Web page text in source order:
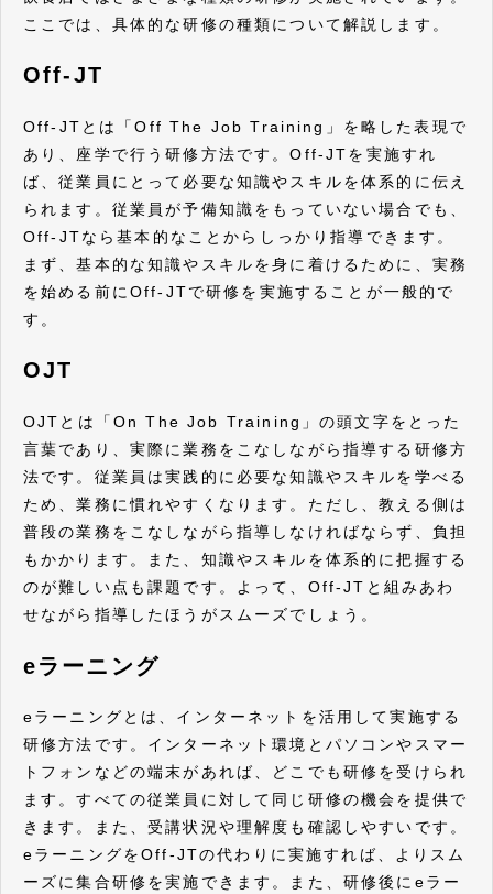
ここでは、具体的な研修の種類について解説します。
Off-JT
Off-JTとは「Off The Job Training」を略した表現で
あり、座学で行う研修方法です。Off-JTを実施すれ
ば、従業員にとって必要な知識やスキルを体系的に伝え
られます。従業員が予備知識をもっていない場合でも、
Off-JTなら基本的なことからしっかり指導できます。
まず、基本的な知識やスキルを身に着けるために、実務
を始める前にOff-JTで研修を実施することが一般的で
す。
OJT
OJTとは「On The Job Training」の頭文字をとった
言葉であり、実際に業務をこなしながら指導する研修方
法です。従業員は実践的に必要な知識やスキルを学べる
ため、業務に慣れやすくなります。ただし、教える側は
普段の業務をこなしながら指導しなければならず、負担
もかかります。また、知識やスキルを体系的に把握する
のが難しい点も課題です。よって、Off-JTと組みあわ
せながら指導したほうがスムーズでしょう。
eラーニング
eラーニングとは、インターネットを活用して実施する
研修方法です。インターネット環境とパソコンやスマー
トフォンなどの端末があれば、どこでも研修を受けられ
ます。すべての従業員に対して同じ研修の機会を提供で
きます。また、受講状況や理解度も確認しやすいです。
eラーニングをOff-JTの代わりに実施すれば、よりスム
ーズに集合研修を実施できます。また、研修後にeラー